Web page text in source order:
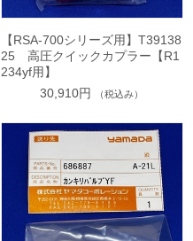
【RSA-700シリーズ用】T39138
25 高圧クイックカプラー【R1
234yf用】
30,910円
（税込み）